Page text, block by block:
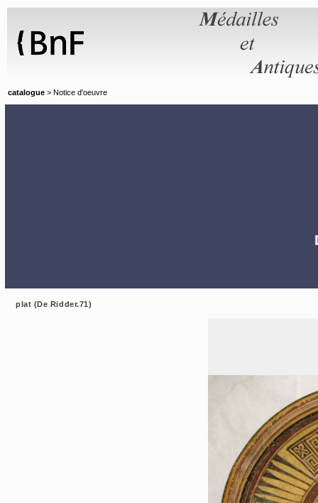
catalogue > Notice d'oeuvre
plat (De Ridder.71)